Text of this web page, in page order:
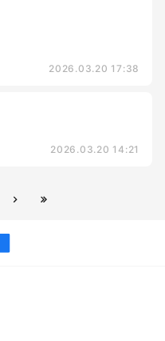
2026.03.20 17:38
2026.03.20 14:21